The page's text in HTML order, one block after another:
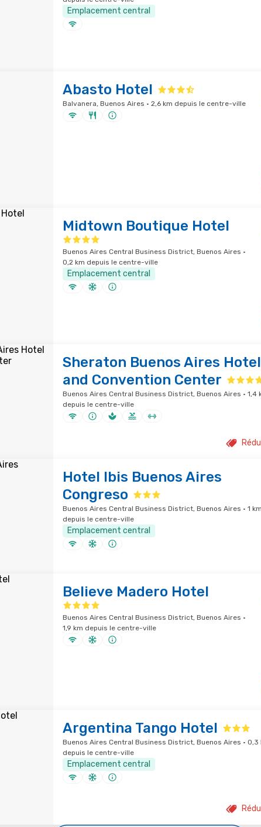
Emplacement central
Abasto Hotel
Balvanera, Buenos Aires · 2,6 km depuis le centre-ville
Midtown Boutique Hotel
Buenos Aires Central Business District, Buenos Aires ·
0,2 km depuis le centre-ville
Emplacement central
Sheraton Buenos Aires Hotel
and Convention Center
Buenos Aires Central Business District, Buenos Aires · 1,4
depuis le centre-ville
Hotel Ibis Buenos Aires
Congreso
Buenos Aires Central Business District, Buenos Aires · 1 km
depuis le centre-ville
Emplacement central
Believe Madero Hotel
Buenos Aires Central Business District, Buenos Aires ·
1,9 km depuis le centre-ville
Argentina Tango Hotel
Buenos Aires Central Business District, Buenos Aires · 0,3
depuis le centre-ville
Emplacement central